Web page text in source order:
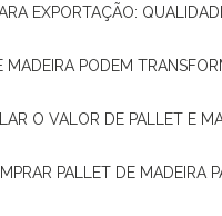
EXPORTAÇÃO:
MADEIRA PODEM
O VALOR DE PALLET E
PALLET DE MADEIRA